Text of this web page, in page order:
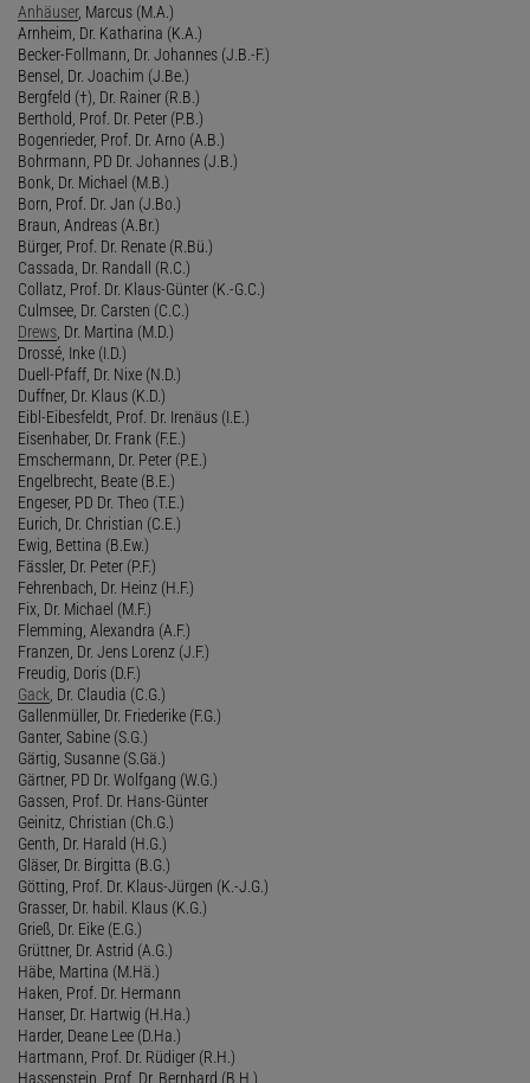
Anhäuser, Marcus (M.A.)
Arnheim, Dr. Katharina (K.A.)
Becker-Follmann, Dr. Johannes (J.B.-F.)
Bensel, Dr. Joachim (J.Be.)
Bergfeld (†), Dr. Rainer (R.B.)
Berthold, Prof. Dr. Peter (P.B.)
Bogenrieder, Prof. Dr. Arno (A.B.)
Bohrmann, PD Dr. Johannes (J.B.)
Bonk, Dr. Michael (M.B.)
Born, Prof. Dr. Jan (J.Bo.)
Braun, Andreas (A.Br.)
Bürger, Prof. Dr. Renate (R.Bü.)
Cassada, Dr. Randall (R.C.)
Collatz, Prof. Dr. Klaus-Günter (K.-G.C.)
Culmsee, Dr. Carsten (C.C.)
Drews , Dr. Martina (M.D.)
Drossé, Inke (I.D.)
Duell-Pfaff, Dr. Nixe (N.D.)
Duffner, Dr. Klaus (K.D.)
Eibl-Eibesfeldt, Prof. Dr. Irenäus (I.E.)
Eisenhaber, Dr. Frank (F.E.)
Emschermann, Dr. Peter (P.E.)
Engelbrecht, Beate (B.E.)
Engeser, PD Dr. Theo (T.E.)
Eurich, Dr. Christian (C.E.)
Ewig, Bettina (B.Ew.)
Fässler, Dr. Peter (P.F.)
Fehrenbach, Dr. Heinz (H.F.)
Fix, Dr. Michael (M.F.)
Flemming, Alexandra (A.F.)
Franzen, Dr. Jens Lorenz (J.F.)
Freudig, Doris (D.F.)
Gack , Dr. Claudia (C.G.)
Gallenmüller, Dr. Friederike (F.G.)
Ganter, Sabine (S.G.)
Gärtig, Susanne (S.Gä.)
Gärtner, PD Dr. Wolfgang (W.G.)
Gassen, Prof. Dr. Hans-Günter
Geinitz, Christian (Ch.G.)
Genth, Dr. Harald (H.G.)
Gläser, Dr. Birgitta (B.G.)
Götting, Prof. Dr. Klaus-Jürgen (K.-J.G.)
Grasser, Dr. habil. Klaus (K.G.)
Grieß, Dr. Eike (E.G.)
Grüttner, Dr. Astrid (A.G.)
Häbe, Martina (M.Hä.)
Haken, Prof. Dr. Hermann
Hanser, Dr. Hartwig (H.Ha.)
Harder, Deane Lee (D.Ha.)
Hartmann, Prof. Dr. Rüdiger (R.H.)
Hassenstein, Prof. Dr. Bernhard (B.H.)